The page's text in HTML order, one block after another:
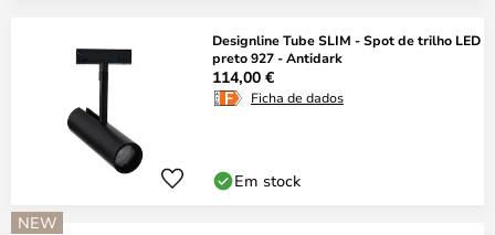
Designline Tube SLIM - Spot de trilho LED
preto 927 - Antidark
114,00 €
Ficha de dados
Em stock
NEW